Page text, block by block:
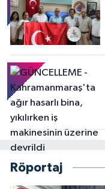
Röportaj